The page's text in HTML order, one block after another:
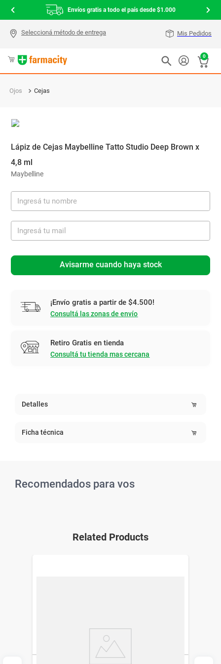
Envíos gratis a todo el país desde $1.000
Mis Pedidos
0
Ojos Cejas
Lápiz de Cejas Maybelline Tatto Studio Deep Brown x
4,8 ml
Maybelline
Avisarme cuando haya stock
¡Envío gratis a partir de $4.500!
Consultá las zonas de envío
Retiro Gratis en tienda
Consultá tu tienda mas cercana
Detalles
Ficha técnica
Recomendados para vos
Related Products